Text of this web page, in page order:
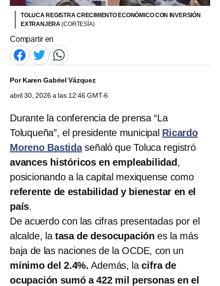
TOLUCA REGISTRA CRECIMIENTO ECONÓMICO CON INVERSIÓN
EXTRANJERA(CORTESÍA)
Compartir en
PorKaren Gabriel Vázquez
abril 30, 2026 a las 12:46 GMT-6
Durante la conferencia de prensa “La
Toluqueña”, el presidente municipal Ricardo
Moreno Bastidaseñaló que Toluca registró
avances históricos en empleabilidad ,
posicionando a la capital mexiquense como
referente de estabilidad y bienestar en el
país.
De acuerdo con las cifras presentadas por el
alcalde, la tasa de desocupación es la más
baja de las naciones de la OCDE, con un
mínimo del 2.4%. Además, lacifra de
ocupación sumó a 422 mil personas en el